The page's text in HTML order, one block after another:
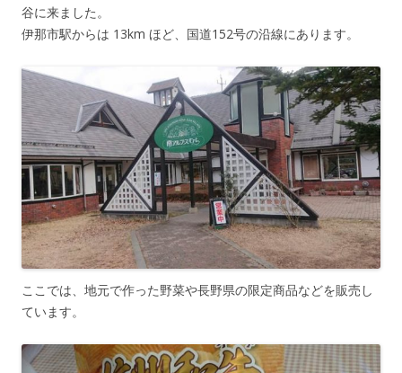
谷に来ました。
伊那市駅からは 13km ほど、国道152号の沿線にあります。
ここでは、地元で作った野菜や長野県の限定商品などを販売し
ています。